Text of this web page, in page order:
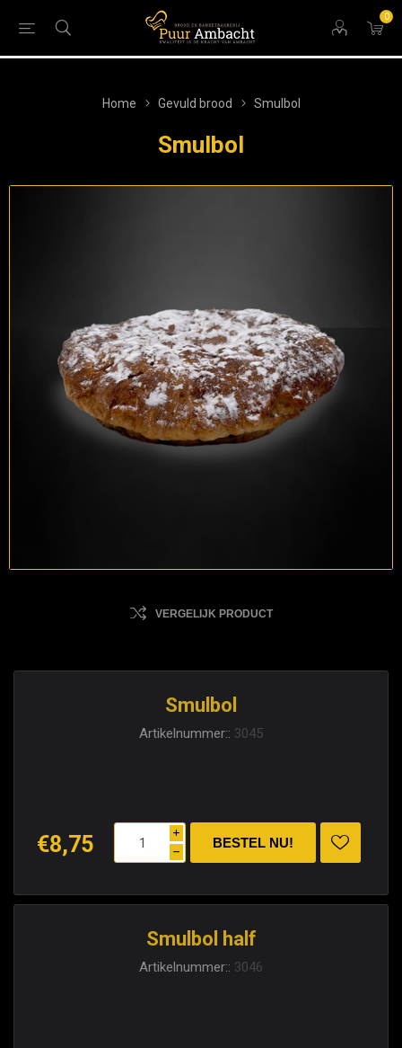
0
Home Gevuld brood Smulbol
Smulbol
VERGELIJK PRODUCT
Smulbol
Artikelnummer:: 3045
€8,75 i
h
Smulbol half
Artikelnummer:: 3046